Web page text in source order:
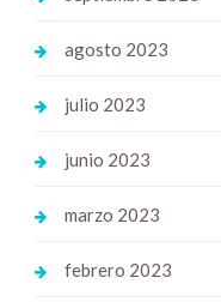
agosto 2023
julio 2023
junio 2023
marzo 2023
febrero 2023